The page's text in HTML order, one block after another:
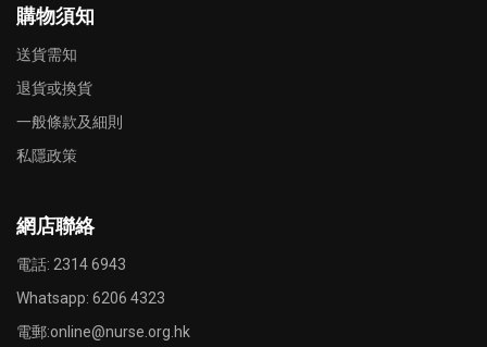
購物須知
送貨需知
退貨或換貨
一般條款及細則
私隱政策
網店聯絡
電話: 2314 6943
Whatsapp: 6206 4323
電郵:online@nurse.org.hk